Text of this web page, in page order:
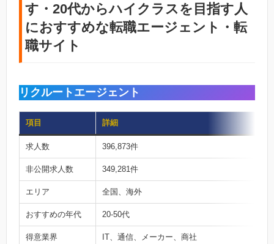
す・20代からハイクラスを目指す人
におすすめな転職エージェント・転
職サイト
リクルートエージェント
項目 詳細
求人数 396,873件
非公開求人数 349,281件
エリア 全国、海外
おすすめの年代 20-50代
得意業界 IT、通信、メーカー、商社